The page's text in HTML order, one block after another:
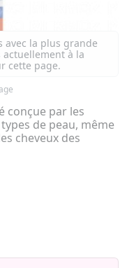
avec la plus grande
à la
cette page.
conçue par les
de peau, même
cheveux des